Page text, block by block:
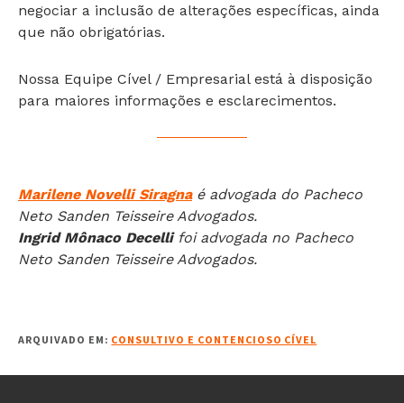
negociar a inclusão de alterações específicas, ainda
que não obrigatórias.
Nossa Equipe Cível / Empresarial está à disposição
para maiores informações e esclarecimentos.
Marilene Novelli Siragnaé advogada do Pacheco
Neto Sanden Teisseire Advogados.
Ingrid Mônaco Decellifoi advogada no Pacheco
Neto Sanden Teisseire Advogados.
ARQUIVADO EM: CONSULTIVO E CONTENCIOSO CÍVEL